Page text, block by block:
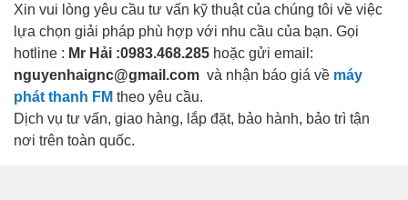
Xin vui lòng yêu cầu tư vấn kỹ thuật của chúng tôi về việc
lựa chọn giải pháp phù hợp với nhu cầu của bạn. Gọi
hotline : Mr Hải :0983.468.285 hoặc gửi email:
nguyenhaignc@gmail.com và nhận báo giá về máy
phát thanh FM theo yêu cầu.
Dịch vụ tư vấn, giao hàng, lắp đặt, bảo hành, bảo trì tận
nơi trên toàn quốc.